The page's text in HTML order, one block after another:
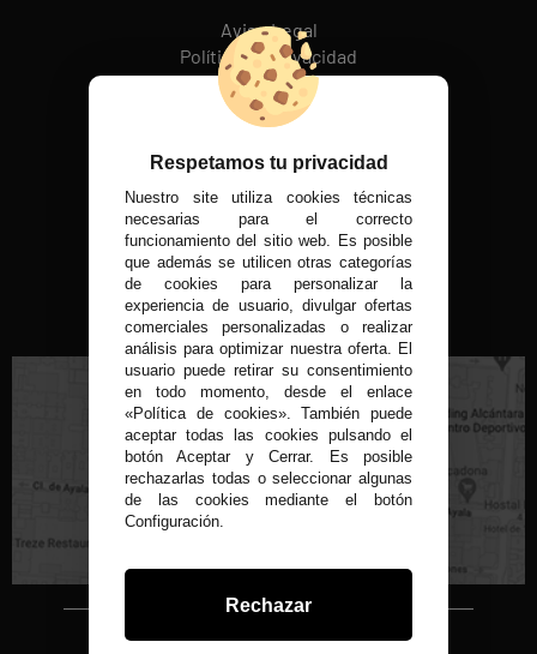
Aviso Legal
Política de Privacidad
Política de cookies
REDES SOCIALES
MÉTODOS DE PAGO
VISITA NUESTRA TIENDA FÍSICA
C/ Conde de Peñalver, 22 MADRID
Copyright © 2015-2026
Respetamos tu privacidad
Nuestro site utiliza cookies técnicas
necesarias para el correcto
funcionamiento del sitio web. Es posible
que además se utilicen otras categorías
de cookies para personalizar la
experiencia de usuario, divulgar ofertas
comerciales personalizadas o realizar
análisis para optimizar nuestra oferta. El
usuario puede retirar su consentimiento
en todo momento, desde el enlace
«Política de cookies». También puede
aceptar todas las cookies pulsando el
botón Aceptar y Cerrar. Es posible
rechazarlas todas o seleccionar algunas
de las cookies mediante el botón
Configuración.
Rechazar